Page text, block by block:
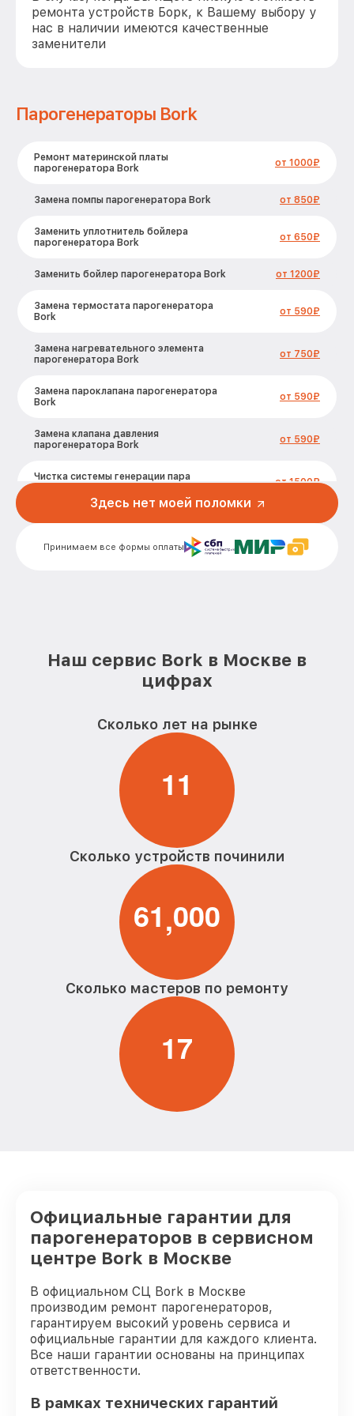
ремонта устройств Борк, к Вашему выбору у
нас в наличии имеются качественные
заменители
Парогенераторы Bork
Ремонт материнской платы
парогенератора Bork
от 1000₽
Замена помпы парогенератора Bork от 850₽
Заменить уплотнитель бойлера
парогенератора Bork
от 650₽
Заменить бойлер парогенератора Bork от 1200₽
Замена термостата парогенератора
Bork
от 590₽
Замена нагревательного элемента
парогенератора Bork
от 750₽
Замена пароклапана парогенератора
Bork
от 590₽
Замена клапана давления
парогенератора Bork
от 590₽
Чистка системы генерации пара
от 1500₽
от 550₽
Замена шнура питания парогенератора
Bork
от 590₽
Восстановление электроклапана
парогенератора Bork
Принимаем все формы оплаты
Здесь нет моей поломки
Наш сервис Bork в Москве в
цифрах
Сколько лет на рынке
11
Сколько устройств починили
61,000
Сколько мастеров по ремонту
17
Официальные гарантии для
парогенераторов в сервисном
центре Bork в Москве
В официальном СЦ Bork в Москве
производим ремонт парогенераторов,
гарантируем высокий уровень сервиса и
официальные гарантии для каждого клиента.
Все наши гарантии основаны на принципах
ответственности.
В рамках технических гарантий